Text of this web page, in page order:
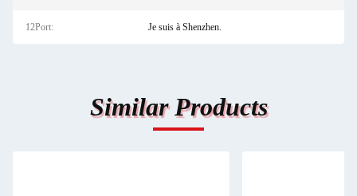
12Port: Je suis à Shenzhen.
Similar Products